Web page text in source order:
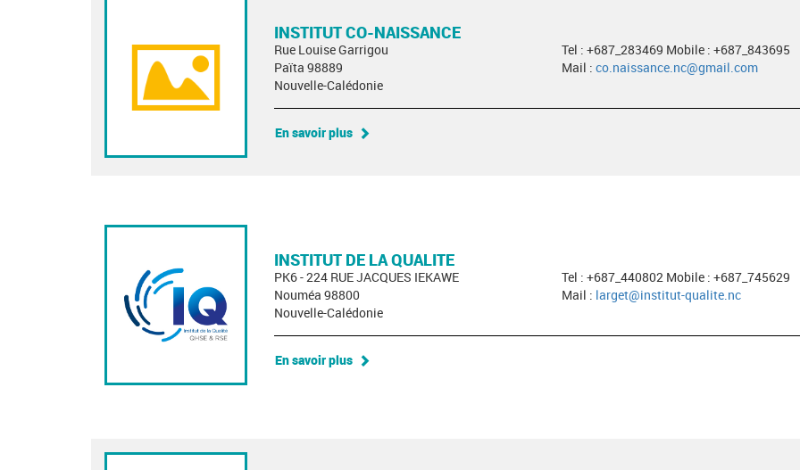
INSTITUT CO-NAISSANCE
Rue Louise Garrigou
Païta 98889
Nouvelle-Calédonie
Tel : +687_283469 Mobile : +687_843695
Mail : co.naissance.nc@gmail.com
En savoir plus
INSTITUT DE LA QUALITE
PK6 - 224 RUE JACQUES IEKAWE
Nouméa 98800
Nouvelle-Calédonie
Tel : +687_440802 Mobile : +687_745629
Mail : larget@institut-qualite.nc
En savoir plus